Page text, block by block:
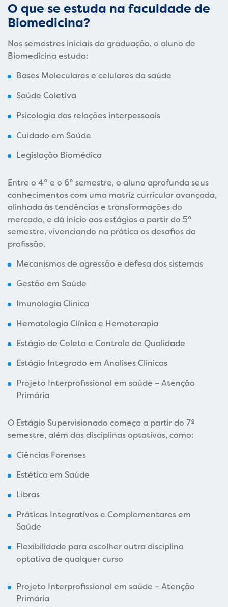
O que se estuda na faculdade de
Biomedicina?
Nos semestres iniciais da graduação, o aluno de
Biomedicina estuda:
Bases Moleculares e celulares da saúde
Saúde Coletiva
Psicologia das relações interpessoais
Cuidado em Saúde
Legislação Biomédica
Entre o 4º e o 6º semestre, o aluno aprofunda seus
conhecimentos com uma matriz curricular avançada,
alinhada às tendências e transformações do
mercado, e dá início aos estágios a partir do 5º
semestre, vivenciando na prática os desafios da
profissão.
Mecanismos de agressão e defesa dos sistemas
Gestão em Saúde
Imunologia Clinica
Hematologia Clínica e Hemoterapia
Estágio de Coleta e Controle de Qualidade
Estágio Integrado em Analises Clinicas
Projeto Interprofissional em saúde – Atenção
Primária
O Estágio Supervisionado começa a partir do 7º
semestre, além das disciplinas optativas, como:
Ciências Forenses
Estética em Saúde
Libras
Práticas Integrativas e Complementares em
Saúde
Flexibilidade para escolher outra disciplina
optativa de qualquer curso
Projeto Interprofissional em saúde – Atenção
Primária